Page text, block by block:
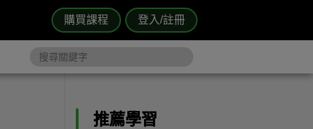
購買課程 登入/註冊
推薦學習